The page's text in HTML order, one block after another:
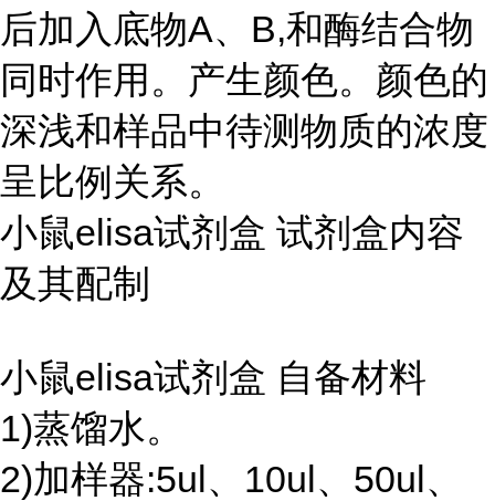
后加入底物A、B,和酶结合物
同时作用。产生颜色。颜色的
深浅和样品中待测物质的浓度
呈比例关系。
小鼠elisa试剂盒 试剂盒内容
及其配制
小鼠elisa试剂盒 自备材料
1)蒸馏水。
2)加样器:5ul、10ul、50ul、